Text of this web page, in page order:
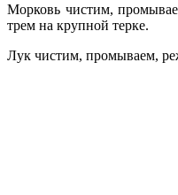
Морковь чистим,
трем на крупной терке.
Лук чистим, промываем,